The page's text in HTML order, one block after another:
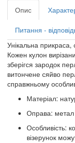
Опис
Питання -
Унікальна
Кожен кулон
зберігся зародок
витончене сяйво
справжньому
Матеріал:
Оправа: метал
Особливість:
візерунок